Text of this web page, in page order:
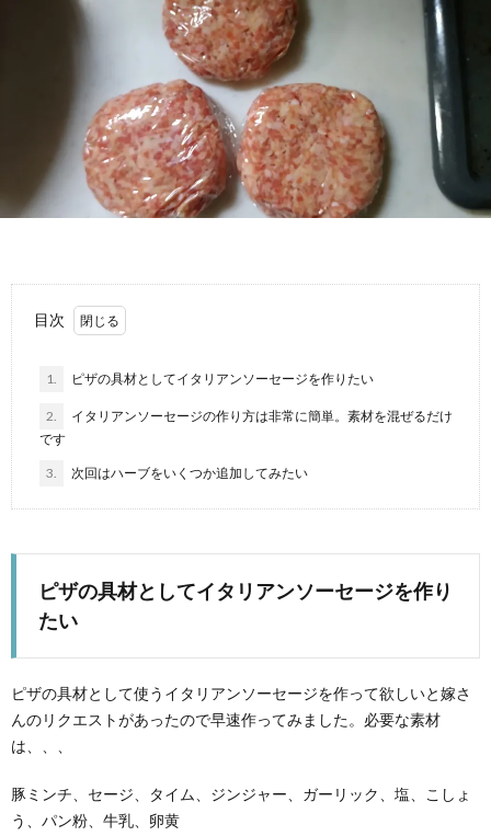
目次
1. ピザの具材としてイタリアンソーセージを作りたい
2.
イタリアンソーセージの作り方は非常に簡単。素材を混ぜるだけ
です
3. 次回はハーブをいくつか追加してみたい
ピザの具材としてイタリアンソーセージを作り
たい
ピザの具材として使うイタリアンソーセージを作って欲しいと嫁さ
んのリクエストがあったので早速作ってみました。必要な素材
は、、、
豚ミンチ、セージ、タイム、ジンジャー、ガーリック、塩、こしょ
う、パン粉、牛乳、卵黄